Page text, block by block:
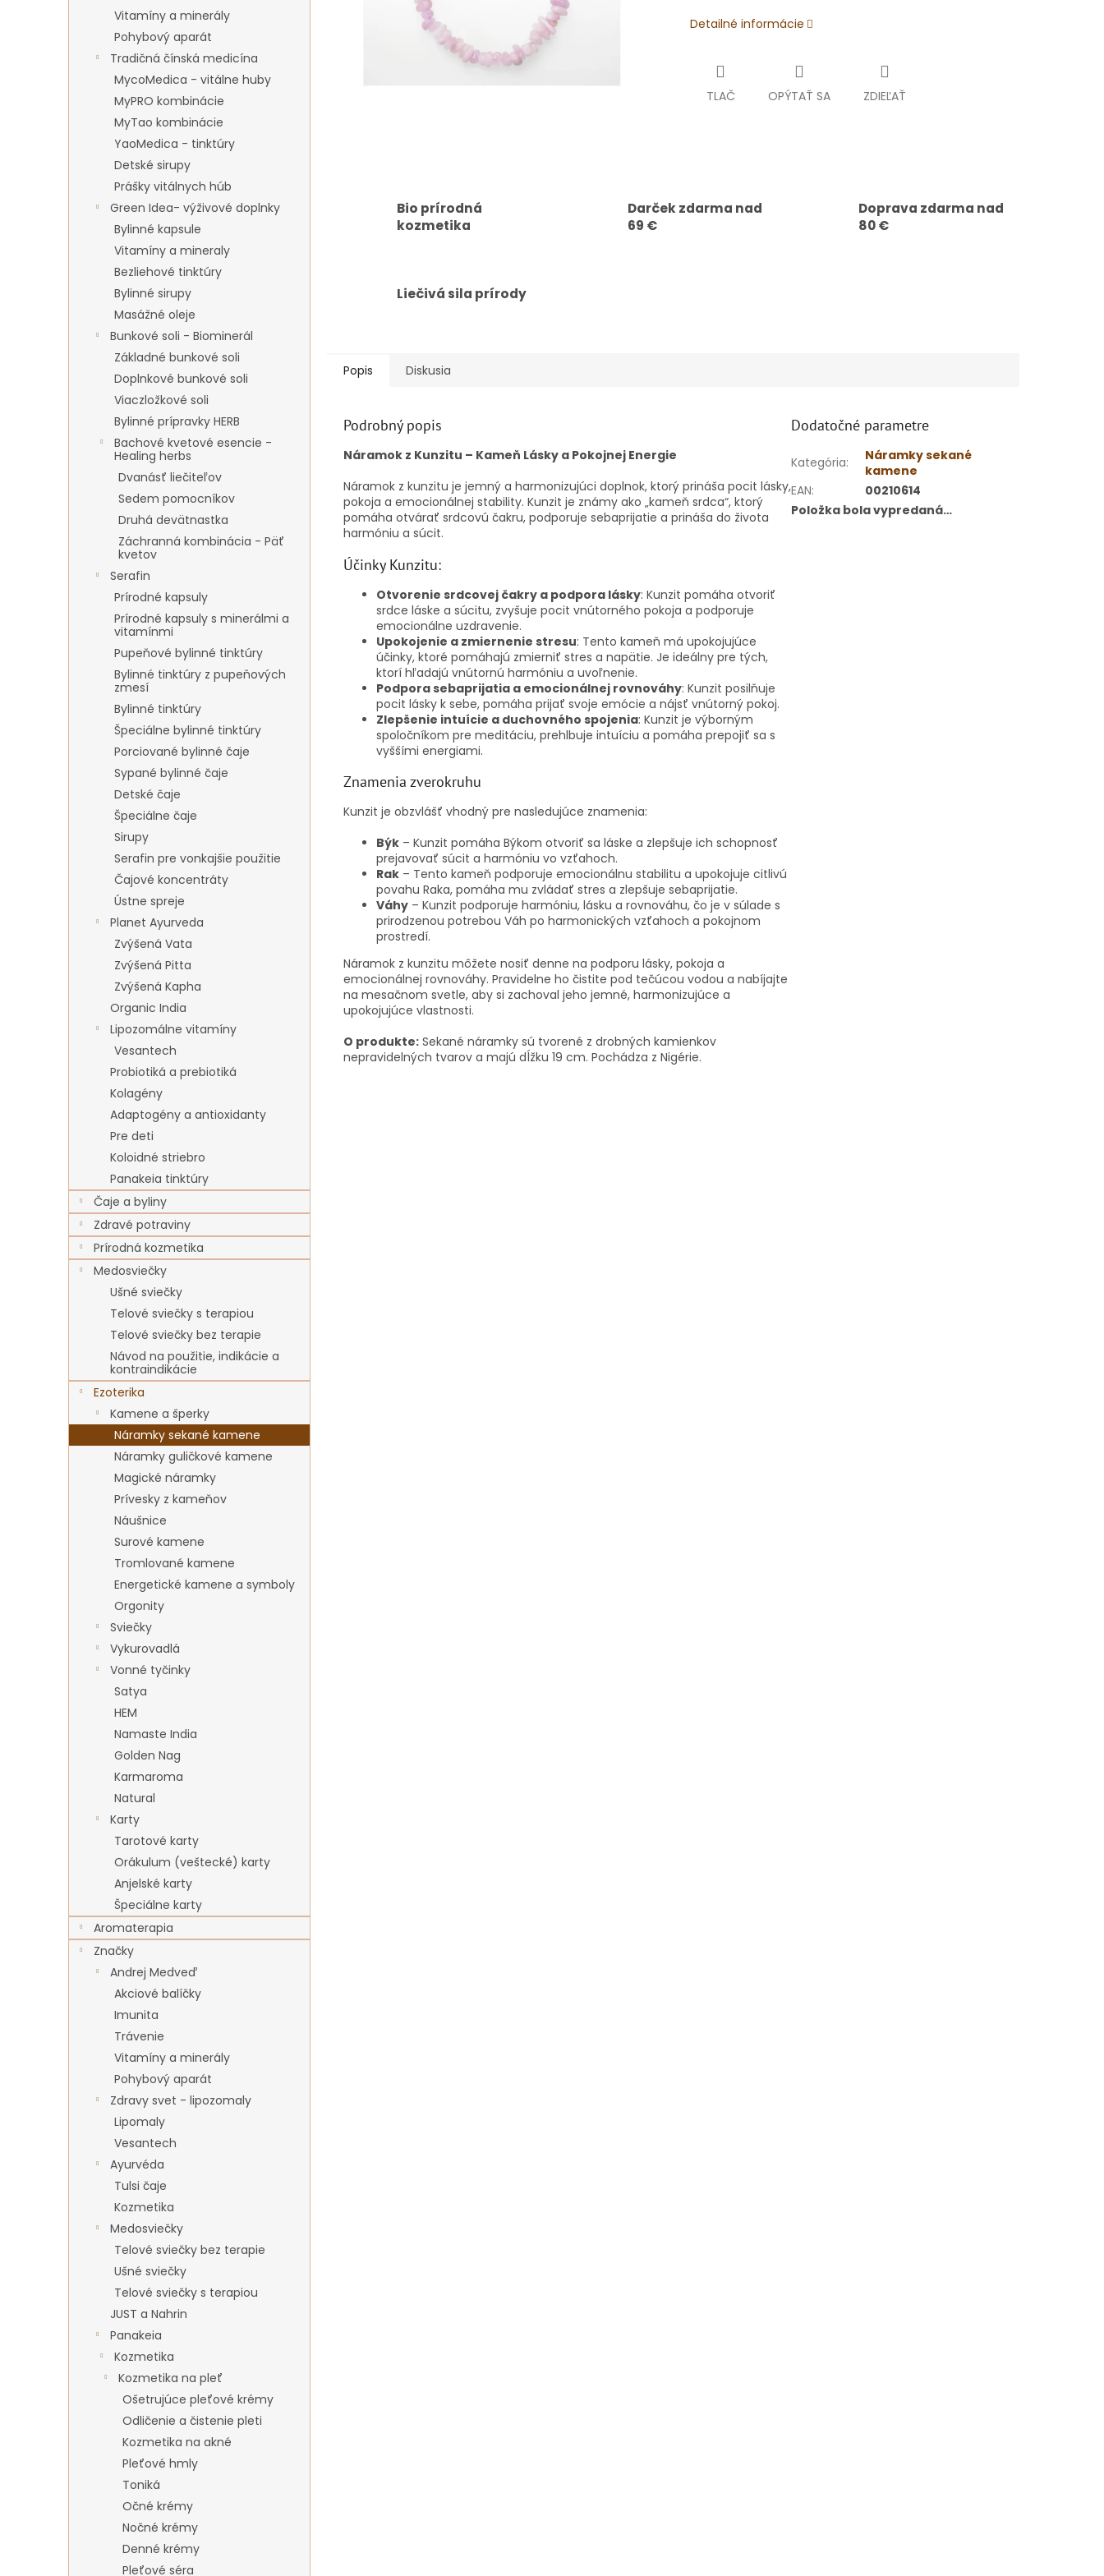
Vitamíny a minerály
Pohybový aparát
Tradičná čínská medicína
MycoMedica - vitálne huby
MyPRO kombinácie
MyTao kombinácie
YaoMedica - tinktúry
Detské sirupy
Prášky vitálnych húb
Green Idea- výživové doplnky
Bylinné kapsule
Vitamíny a mineraly
Bezliehové tinktúry
Bylinné sirupy
Masážné oleje
Bunkové soli - Biominerál
Základné bunkové soli
Doplnkové bunkové soli
Viaczložkové soli
Bylinné prípravky HERB
Bachové kvetové esencie -
Healing herbs
Dvanásť liečiteľov
Sedem pomocníkov
Druhá devätnastka
Záchranná kombinácia - Päť
kvetov
Serafin
Prírodné kapsuly
Prírodné kapsuly s minerálmi a
vitamínmi
Pupeňové bylinné tinktúry
Bylinné tinktúry z pupeňových
zmesí
Bylinné tinktúry
Špeciálne bylinné tinktúry
Porciované bylinné čaje
Sypané bylinné čaje
Detské čaje
Špeciálne čaje
Sirupy
Serafin pre vonkajšie použitie
Čajové koncentráty
Ústne spreje
Planet Ayurveda
Zvýšená Vata
Zvýšená Pitta
Zvýšená Kapha
Organic India
Lipozomálne vitamíny
Vesantech
Probiotiká a prebiotiká
Kolagény
Adaptogény a antioxidanty
Pre deti
Koloidné striebro
Panakeia tinktúry
Čaje a byliny
Zdravé potraviny
Prírodná kozmetika
Medosviečky
Ušné sviečky
Telové sviečky s terapiou
Telové sviečky bez terapie
Návod na použitie, indikácie a
kontraindikácie
Ezoterika
Kamene a šperky
Náramky sekané kamene
Náramky guličkové kamene
Magické náramky
Prívesky z kameňov
Náušnice
Surové kamene
Tromlované kamene
Energetické kamene a symboly
Orgonity
Sviečky
Vykurovadlá
Vonné tyčinky
Satya
HEM
Namaste India
Golden Nag
Karmaroma
Natural
Karty
Tarotové karty
Orákulum (veštecké) karty
Anjelské karty
Špeciálne karty
Aromaterapia
Značky
Andrej Medveď
Akciové balíčky
Imunita
Trávenie
Vitamíny a minerály
Pohybový aparát
Zdravy svet - lipozomaly
Lipomaly
Vesantech
Ayurvéda
Tulsi čaje
Kozmetika
Medosviečky
Telové sviečky bez terapie
Ušné sviečky
Telové sviečky s terapiou
JUST a Nahrin
Panakeia
Kozmetika
Kozmetika na pleť
Ošetrujúce pleťové krémy
Odličenie a čistenie pleti
Kozmetika na akné
Pleťové hmly
Toniká
Očné krémy
Nočné krémy
Denné krémy
Pleťové séra
Detailné informácie
TLAČ OPÝTAŤ SA ZDIEĽAŤ
Bio prírodná
kozmetika
Darček zdarma nad
69 €
Doprava zdarma nad
80 €
Liečivá sila prírody
Popis Diskusia
Podrobný popis
Náramok z Kunzitu – Kameň Lásky a Pokojnej Energie
Náramok z kunzitu je jemný a harmonizujúci doplnok, ktorý prináša pocit lásky,
pokoja a emocionálnej stability. Kunzit je známy ako „kameň srdca“, ktorý
pomáha otvárať srdcovú čakru, podporuje sebaprijatie a prináša do života
harmóniu a súcit.
Účinky Kunzitu:
Otvorenie srdcovej čakry a podpora lásky: Kunzit pomáha otvoriť
srdce láske a súcitu, zvyšuje pocit vnútorného pokoja a podporuje
emocionálne uzdravenie.
Upokojenie a zmiernenie stresu: Tento kameň má upokojujúce
účinky, ktoré pomáhajú zmierniť stres a napätie. Je ideálny pre tých,
ktorí hľadajú vnútornú harmóniu a uvoľnenie.
Podpora sebaprijatia a emocionálnej rovnováhy: Kunzit posilňuje
pocit lásky k sebe, pomáha prijať svoje emócie a nájsť vnútorný pokoj.
Zlepšenie intuície a duchovného spojenia: Kunzit je výborným
spoločníkom pre meditáciu, prehlbuje intuíciu a pomáha prepojiť sa s
vyššími energiami.
Znamenia zverokruhu
Kunzit je obzvlášť vhodný pre nasledujúce znamenia:
Býk – Kunzit pomáha Býkom otvoriť sa láske a zlepšuje ich schopnosť
prejavovať súcit a harmóniu vo vzťahoch.
Rak – Tento kameň podporuje emocionálnu stabilitu a upokojuje citlivú
povahu Raka, pomáha mu zvládať stres a zlepšuje sebaprijatie.
Váhy – Kunzit podporuje harmóniu, lásku a rovnováhu, čo je v súlade s
prirodzenou potrebou Váh po harmonických vzťahoch a pokojnom
prostredí.
Náramok z kunzitu môžete nosiť denne na podporu lásky, pokoja a
emocionálnej rovnováhy. Pravidelne ho čistite pod tečúcou vodou a nabíjajte
na mesačnom svetle, aby si zachoval jeho jemné, harmonizujúce a
upokojujúce vlastnosti.
O produkte: Sekané náramky sú tvorené z drobných kamienkov
nepravidelných tvarov a majú dĺžku 19 cm. Pochádza z Nigérie.
Dodatočné parametre
Kategória:
Náramky sekané
kamene
EAN:
00210614
Položka bola vypredaná…